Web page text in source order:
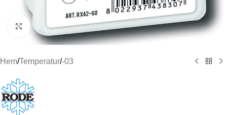
Click to enlarge
Hem/Temperatur/-03